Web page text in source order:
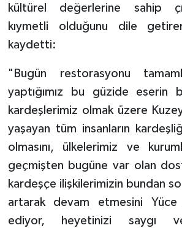
kültürel değerlerine sahip
kıymetli olduğunu dile
kaydetti:
"Bugün restorasyonu
yaptığımız bu güzide eserin
kardeşlerimiz olmak üzere
yaşayan tüm insanların
olmasını, ülkelerimiz ve
geçmişten bugüne var olan
kardeşçe ilişkilerimizin bundan
artarak devam etmesini Yüce
ediyor, heyetinizi saygı
Kırıkkale Müftülüğü
Kırşehir Müftülüğü
Kocaeli Müftülüğü
Konya Müftülüğü
Kütahya Müftülüğü